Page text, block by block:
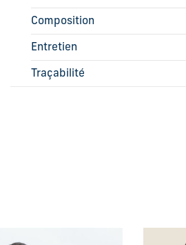
Composition
Entretien
Traçabilité